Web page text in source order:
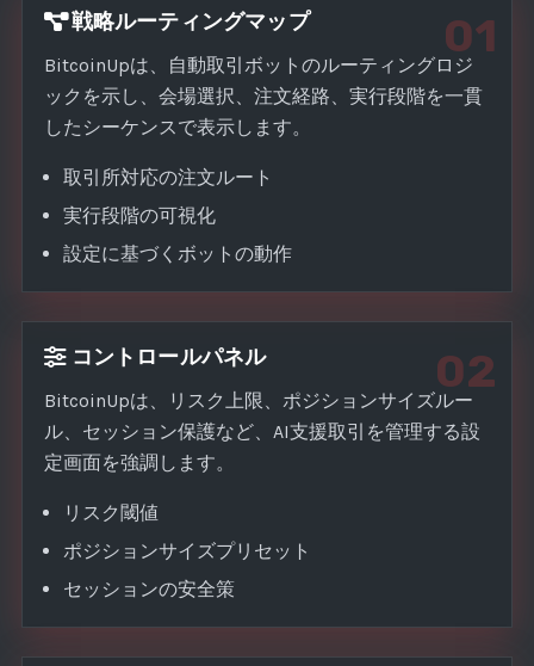
01
戦略ルーティングマップ
BitcoinUpは、自動取引ボットのルーティングロジ
ックを示し、会場選択、注文経路、実行段階を一貫
したシーケンスで表示します。
取引所対応の注文ルート
実行段階の可視化
設定に基づくボットの動作
02
コントロールパネル
BitcoinUpは、リスク上限、ポジションサイズルー
ル、セッション保護など、AI支援取引を管理する設
定画面を強調します。
リスク閾値
ポジションサイズプリセット
セッションの安全策